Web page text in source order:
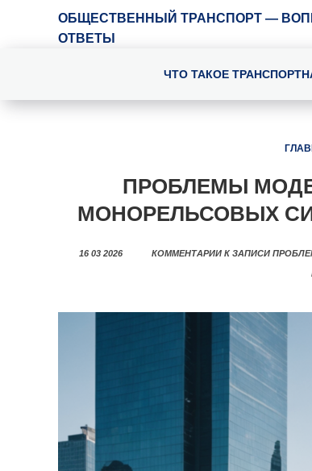
ОБЩЕСТВЕННЫЙ ТРАНСПОРТ —
ОТВЕТЫ
ЧТО ТАКОЕ
ПРОБЛЕМЫ
МОНОРЕЛЬСОВЫХ
16 03 2026 КОММЕНТАРИИ К ЗАПИСИ